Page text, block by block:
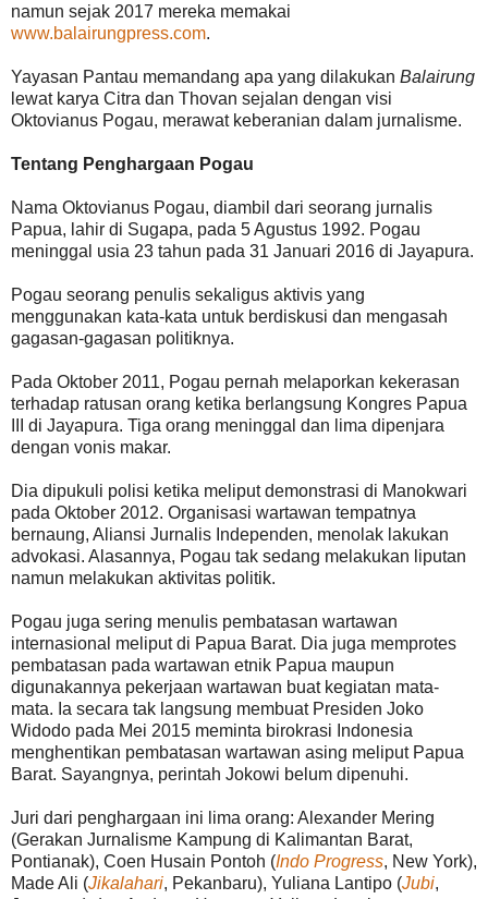
namun sejak 2017 mereka memakai
www.balairungpress.com.
Yayasan Pantau memandang apa yang dilakukan Balairung
lewat karya Citra dan Thovan sejalan dengan visi
Oktovianus Pogau, merawat keberanian dalam jurnalisme.
Tentang Penghargaan Pogau
Nama Oktovianus Pogau, diambil dari seorang jurnalis
Papua, lahir di Sugapa, pada 5 Agustus 1992. Pogau
meninggal usia 23 tahun pada 31 Januari 2016 di Jayapura.
Pogau seorang penulis sekaligus aktivis yang
menggunakan kata-kata untuk berdiskusi dan mengasah
gagasan-gagasan politiknya.
Pada Oktober 2011, Pogau pernah melaporkan kekerasan
terhadap ratusan orang ketika berlangsung Kongres Papua
III di Jayapura. Tiga orang meninggal dan lima dipenjara
dengan vonis makar.
Dia dipukuli polisi ketika meliput demonstrasi di Manokwari
pada Oktober 2012. Organisasi wartawan tempatnya
bernaung, Aliansi Jurnalis Independen, menolak lakukan
advokasi. Alasannya, Pogau tak sedang melakukan liputan
namun melakukan aktivitas politik.
Pogau juga sering menulis pembatasan wartawan
internasional meliput di Papua Barat. Dia juga memprotes
pembatasan pada wartawan etnik Papua maupun
digunakannya pekerjaan wartawan buat kegiatan mata-
mata. Ia secara tak langsung membuat Presiden Joko
Widodo pada Mei 2015 meminta birokrasi Indonesia
menghentikan pembatasan wartawan asing meliput Papua
Barat. Sayangnya, perintah Jokowi belum dipenuhi.
Juri dari penghargaan ini lima orang: Alexander Mering
(Gerakan Jurnalisme Kampung di Kalimantan Barat,
Pontianak), Coen Husain Pontoh (Indo Progress, New York),
Made Ali (Jikalahari, Pekanbaru), Yuliana Lantipo (Jubi,